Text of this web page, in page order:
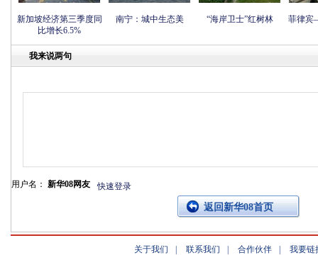
新加坡经济第三季度同
比增长6.5%
南宁：城中生态美 “海岸卫士”红树林 菲律宾
我来说两句
用户名： 新华08网友 快速登录
返回新华08首页
关于我们 联系我们 合作伙伴 我要链